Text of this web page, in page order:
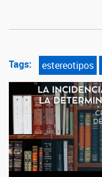
Tags: estereotipos